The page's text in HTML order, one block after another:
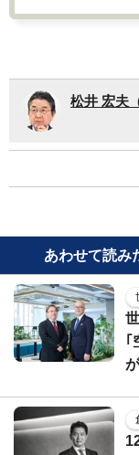
松井 宏夫
あわせて読み
｢